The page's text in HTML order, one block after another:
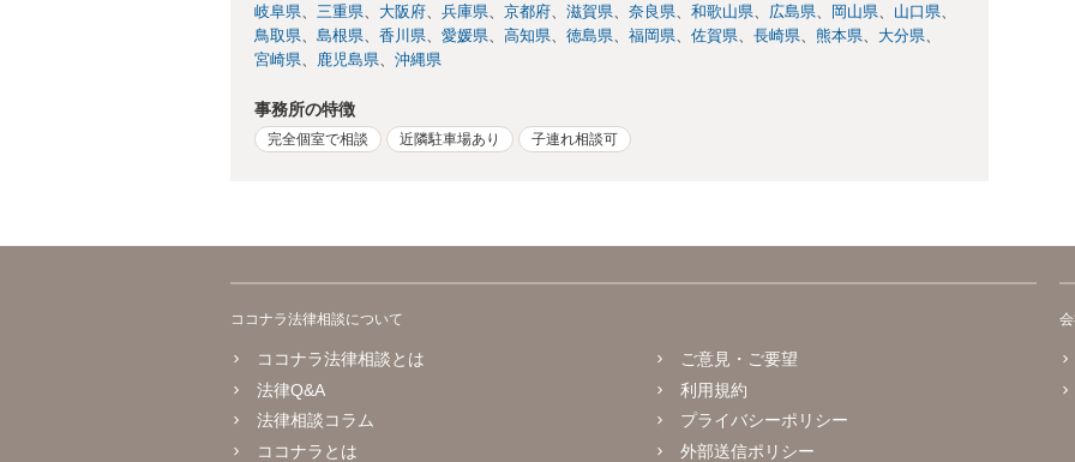
岐阜県
三重県 大阪府 兵庫県 京都府 滋賀県 奈良県 和歌山県 広島県 岡山県
山口県
鳥取県
島根県 香川県 愛媛県 高知県 徳島県 福岡県 佐賀県 長崎県 熊本県
大分県
宮崎県
鹿児島県 沖縄県
事務所の特徴
完全個室で相談 近隣駐車場あり 子連れ相談可
ココナラ法律相談について
ココナラ法律相談とは
法律Q&A
法律相談コラム
ココナラとは
ご意見・ご要望
利用規約
プライバシーポリシー
外部送信ポリシー